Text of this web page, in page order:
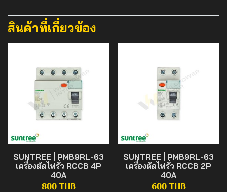
สินค้าที่เกี่ยวข้อง
SUNTREE | PMB9RL-63
เครื่องตัดไฟรั่ว RCCB 4P
40A
800 THB
SUNTREE | PMB9RL-63
เครื่องตัดไฟรั่ว RCCB 2P
40A
600 THB